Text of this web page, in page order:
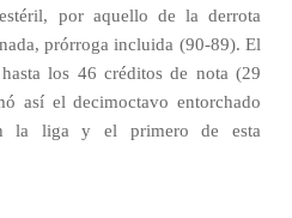
por aquello de la derrota
prórroga incluida (90-89). El
los 46 créditos de nota (29
así el decimoctavo entorchado
la liga y el primero de esta